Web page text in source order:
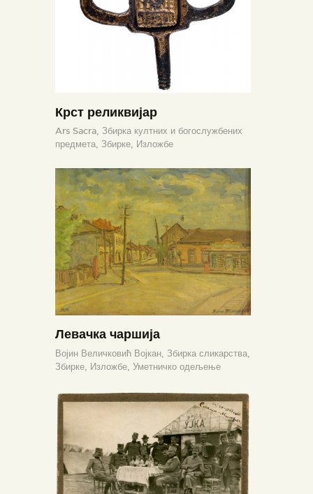
Крст реликвијар
Ars Sacra, Збирка култних и богослужбених
предмета, Збирке, Изложбе
Левачка чаршија
Војин Величковић Војкан, Збирка сликарства,
Збирке, Изложбе, Уметничко одељење